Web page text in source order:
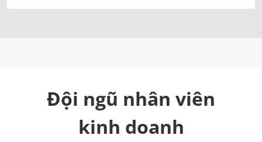
Đội ngũ nhân viên
kinh doanh